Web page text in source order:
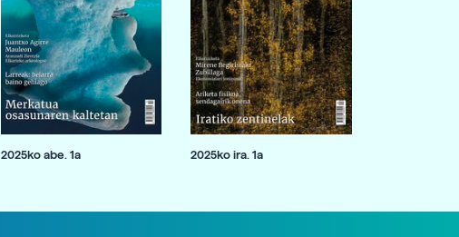
2025ko abe. 1a 2025ko ira. 1a